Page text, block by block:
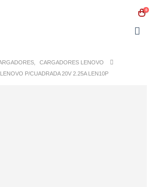
0
CARGADORES LENOVO
P/CUADRADA 20V 2.25A LEN10P